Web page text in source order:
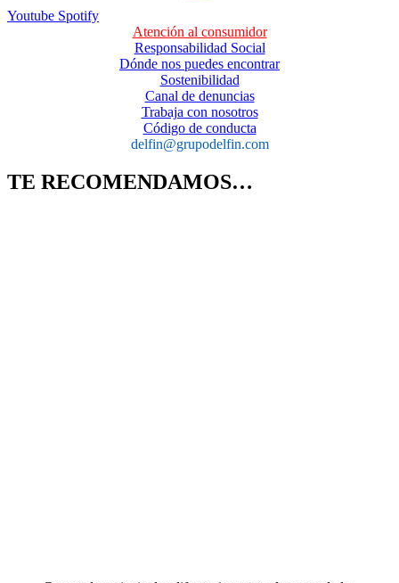
Youtube Spotify
Atención al consumidor
Responsabilidad Social
Dónde nos puedes encontrar
Sostenibilidad
Canal de denuncias
Trabaja con nosotros
Código de conducta
delfin@grupodelfin.com
TE RECOMENDAMOS…